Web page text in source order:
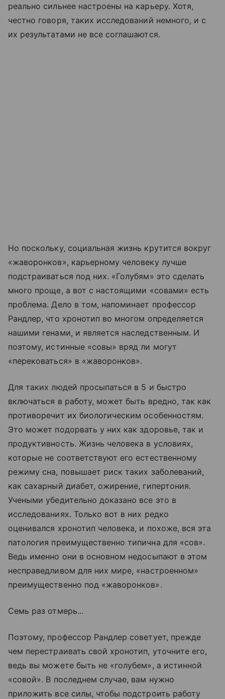
реально сильнее настроены на карьеру. Хотя,
честно говоря, таких исследований немного, и с
их результатами не все соглашаются.
Но поскольку, социальная жизнь крутится вокруг
«жаворонков», карьерному человеку лучше
подстраиваться под них. «Голубям» это сделать
много проще, а вот с настоящими «совами» есть
проблема. Дело в том, напоминает профессор
Рандлер, что хронотип во многом определяется
нашими генами, и является наследственным. И
поэтому, истинные «совы» вряд ли могут
«перековаться» в «жаворонков».
Для таких людей просыпаться в 5 и быстро
включаться в работу, может быть вредно, так как
противоречит их биологическим особенностям.
Это может подорвать у них как здоровье, так и
продуктивность. Жизнь человека в условиях,
которые не соответствуют его естественному
режиму сна, повышает риск таких заболеваний,
как сахарный диабет, ожирение, гипертония.
Учеными убедительно доказано все это в
исследованиях. Только вот в них редко
оценивался хронотип человека, и похоже, вся эта
патология преимущественно типична для «сов».
Ведь именно они в основном недосыпают в этом
несправедливом для них мире, «настроенном»
преимущественно под «жаворонков».
Семь раз отмерь...
Поэтому, профессор Рандлер советует, прежде
чем перестраивать свой хронотип, уточните его,
ведь вы можете быть не «голубем», а истинной
«совой». В последнем случае, вам нужно
приложить все силы, чтобы подстроить работу